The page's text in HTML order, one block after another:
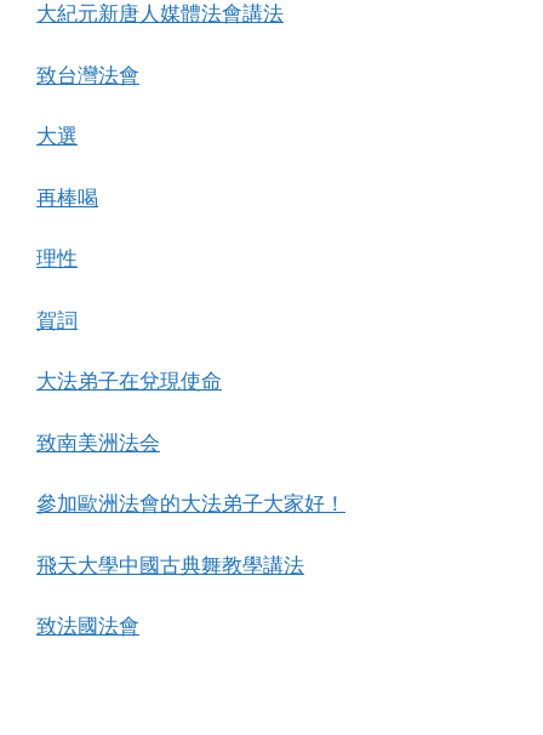
大紀元新唐人媒體法會講法
致台灣法會
大選
再棒喝
理性
賀詞
大法弟子在兌現使命
致南美洲法会
參加歐洲法會的大法弟子大家好！
飛天大學中國古典舞教學講法
致法國法會